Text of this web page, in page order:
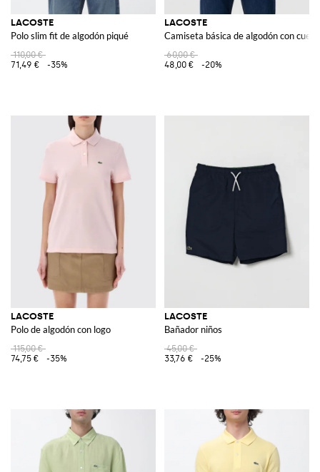
LACOSTE
Polo slim fit de algodón piqué
110,00 €
71,49 €
-35%
LACOSTE
Camiseta básica de algodón con
60,00 €
48,00 €
-20%
LACOSTE
Polo de algodón con logo
115,00 €
74,75 €
-35%
LACOSTE
Bañador niños
45,00 €
33,76 €
-25%